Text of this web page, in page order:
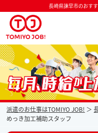
長崎県諫早市のおす
派遣なら毎月時給が上がるトミヨジ
派遣のお仕事はTOMIYO JOB!
めっき加工補助スタッフ